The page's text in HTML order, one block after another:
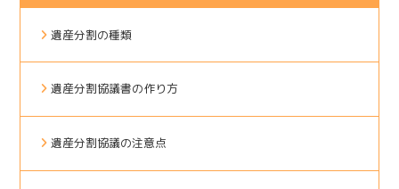
遺産分割の種類
遺産分割協議書の作り方
遺産分割協議の注意点